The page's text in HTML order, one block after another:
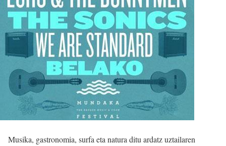
Musika, gastronomia, surfa eta natura ditu ardatz uztailaren